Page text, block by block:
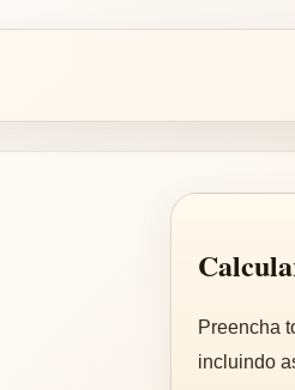
Preencha
incluindo